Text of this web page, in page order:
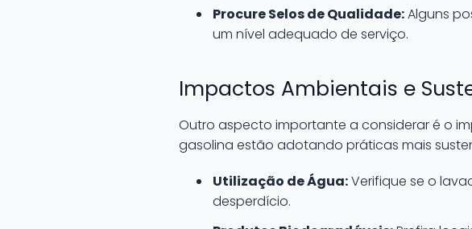
Procure Selos de Qualidade:Alguns
um nível adequado de serviço.
Impactos Ambientais e
Outro aspecto importante a considerar é o
gasolina estão adotando práticas mais
Utilização de Água:Verifique se o
desperdício.